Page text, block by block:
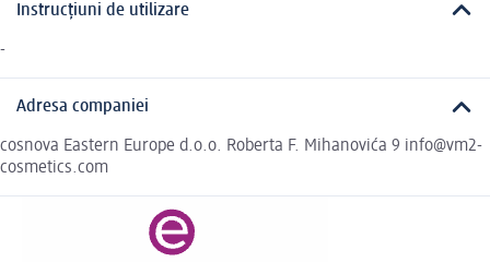
Instrucțiuni de utilizare
-
Adresa companiei
cosnova Eastern Europe d.o.o. Roberta F. Mihanovića 9 info@vm2-
cosmetics.com